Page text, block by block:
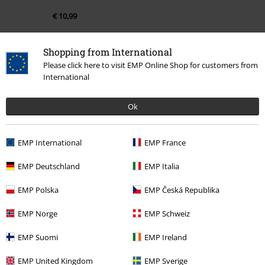
Shopping from International
Please click here to visit EMP Online Shop for customers from
International
Ok
EMP International EMP France
EMP Deutschland EMP Italia
EMP Polska EMP Česká Republika
EMP Norge EMP Schweiz
EMP Suomi EMP Ireland
EMP United Kingdom EMP Sverige
€ 10,99
Meer categorieën. Meer opties.
Kleding & accessoires
E-mailnieuwsbrief